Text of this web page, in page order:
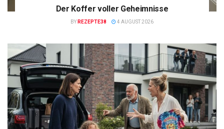
Der Koffer voller Geheimnisse
BY REZEPTE38 4 AUGUST 2026